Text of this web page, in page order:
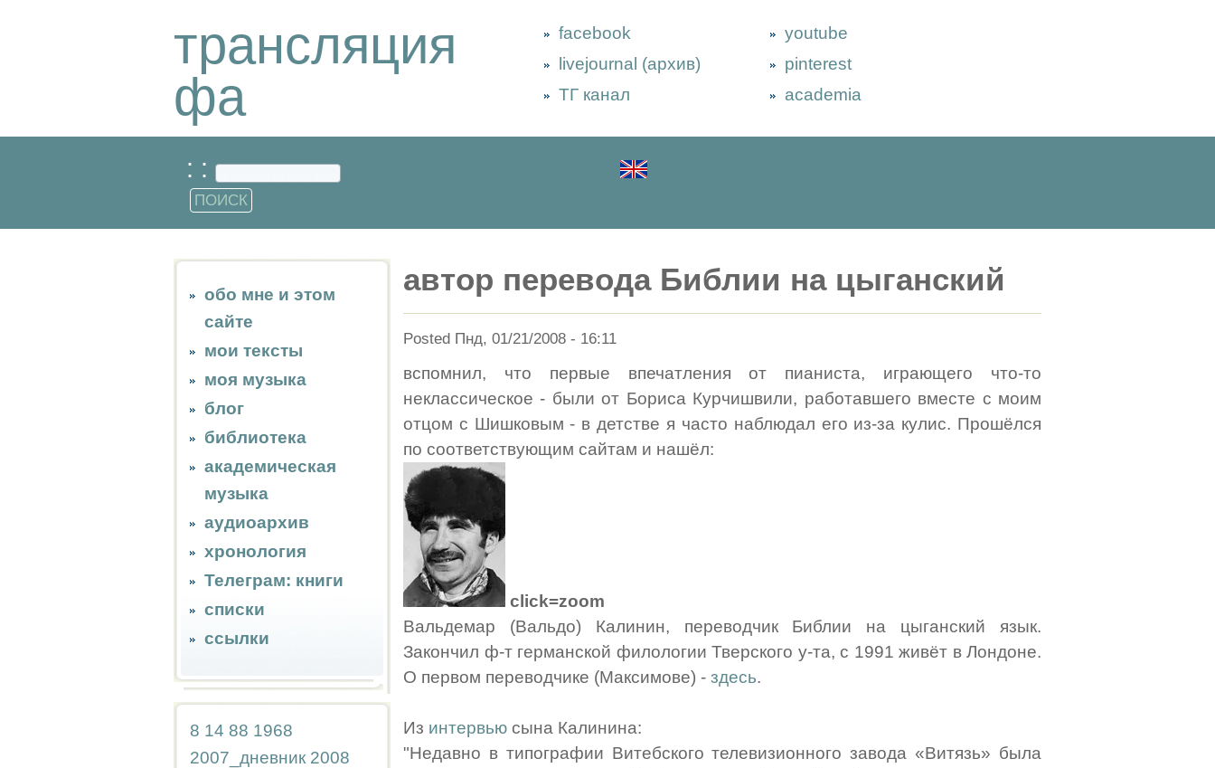
трансляция
фа
facebook
livejournal (архив)
ТГ канал
youtube
pinterest
academia
: :
обо мне и этом
сайте
мои тексты
моя музыка
блог
библиотека
академическая
музыка
аудиоархив
хронология
Телеграм: книги
списки
ссылки
8 14 88 1968
2007_дневник 2008
автор перевода Библии на цыганский
Posted Пнд, 01/21/2008 - 16:11
вспомнил, что первые впечатления от пианиста, играющего что-то
неклассическое - были от Бориса Курчишвили, работавшего вместе с моим
отцом с Шишковым - в детстве я часто наблюдал его из-за кулис. Прошёлся
по соответствующим сайтам и нашёл:
click=zoom
Вальдемар (Вальдо) Калинин, переводчик Библии на цыганский язык.
Закончил ф-т германской филологии Тверского у-та, c 1991 живёт в Лондоне.
О первом переводчике (Максимове) - здесь.
Из интервью сына Калинина:
"Недавно в типографии Витебского телевизионного завода «Витязь» была